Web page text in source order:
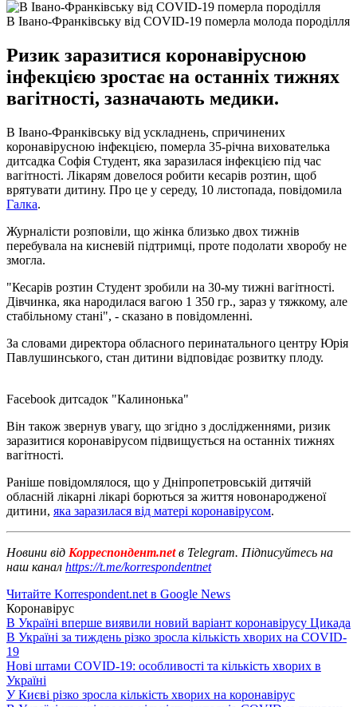
В Івано-Франківську від COVID-19 померла молода породілля
Ризик заразитися коронавірусною
інфекцією зростає на останніх тижнях
вагітності, зазначають медики.
В Івано-Франківську від ускладнень, спричинених
коронавірусною інфекцією, померла 35-річна вихователька
дитсадка Софія Студент, яка заразилася інфекцією під час
вагітності. Лікарям довелося робити кесарів розтин, щоб
врятувати дитину. Про це у середу, 10 листопада, повідомила
Галка.
Журналісти розповіли, що жінка близько двох тижнів
перебувала на кисневій підтримці, проте подолати хворобу не
змогла.
"Кесарів розтин Студент зробили на 30-му тижні вагітності.
Дівчинка, яка народилася вагою 1 350 гр., зараз у тяжкому, але
стабільному стані", - сказано в повідомленні.
За словами директора обласного перинатального центру Юрія
Павлушинського, стан дитини відповідає розвитку плоду.
Facebook дитсадок "Калинонька"
Він також звернув увагу, що згідно з дослідженнями, ризик
заразитися коронавірусом підвищується на останніх тижнях
вагітності.
Раніше повідомлялося, що у Дніпропетровській дитячій
обласній лікарні лікарі борються за життя новонародженої
дитини, яка заразилася від матері коронавірусом.
Новини від Корреспондент.netв Telegram. Підписуйтесь на
наш канал https://t.me/korrespondentnet
Читайте Korrespondent.net в Google News
Коронавірус
В Україні вперше виявили новий варіант коронавірусу Цикада
В Україні за тиждень різко зросла кількість хворих на COVID-
19
Нові штами COVID-19: особливості та кількість хворих в
Україні
У Києві різко зросла кількість хворих на коронавірус